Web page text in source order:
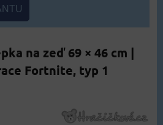
na zeď 69 × 46 cm |
Fortnite, typ 1